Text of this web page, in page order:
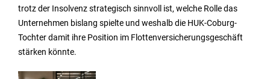
trotz der Insolvenz strategisch sinnvoll ist, welche Rolle das
Unternehmen bislang spielte und weshalb die HUK-Coburg-
Tochter damit ihre Position im Flottenversicherungsgeschäft
stärken könnte.